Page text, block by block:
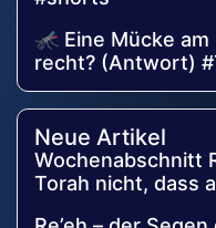
🦟 Eine Mücke
recht? (Antwort)
Neue Artikel
Wochenabschnitt
Torah nicht, dass